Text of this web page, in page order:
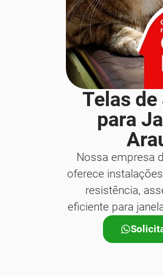
Telas
para
Nossa empresa
oferece
resistência,
eficiente para